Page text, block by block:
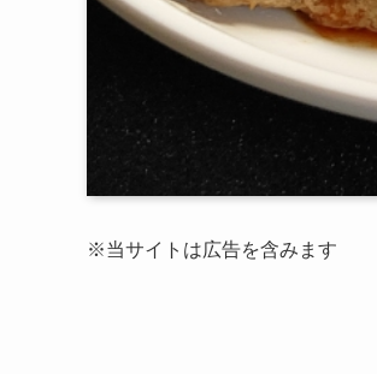
※当サイトは広告を含みます